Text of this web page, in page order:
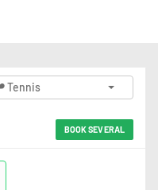
Tennis
BOOK SEVERAL